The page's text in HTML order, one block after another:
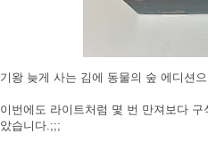
기왕 늦게 사는 김에 동물의 숲 에디션
이번에도 라이트처럼 몇 번 만져보다
았습니다.;;;